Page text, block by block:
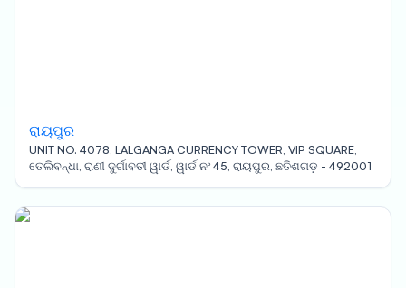
ରାୟପୁର
UNIT NO. 4078, LALGANGA CURRENCY TOWER, VIP SQUARE,
ତେଲିବନ୍ଧା, ରାଣୀ ଦୁର୍ଗାବତୀ ୱାର୍ଡ, ୱାର୍ଡ ନଂ 45, ରାୟପୁର, ଛତିଶଗଡ଼ - 492001